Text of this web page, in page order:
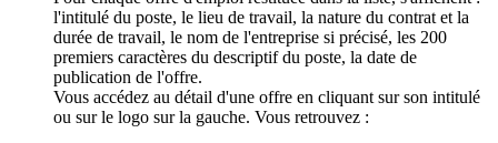
l'intitulé du poste, le lieu de travail, la nature du contrat et la
durée de travail, le nom de l'entreprise si précisé, les 200
premiers caractères du descriptif du poste, la date de
publication de l'offre.
Vous accédez au détail d'une offre en cliquant sur son intitulé
ou sur le logo sur la gauche. Vous retrouvez :